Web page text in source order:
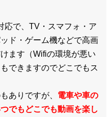
で、TV・スマフォ・ア
ド・ゲーム機などで高画
ます（Wifiの環境が悪い
できますのでどこでもス
ありですが、 電車や車の
でもどこでも動画を楽し